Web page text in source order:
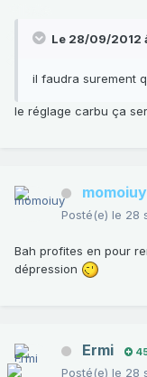
Le 28/09/2012
il faudra surement
le réglage carbu ça
momoiuy
Posté(e) le 28
Bah profites en pour
dépression
Ermi
Posté(e) le 28